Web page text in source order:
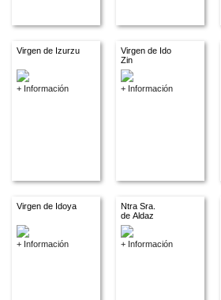
Virgen de Izurzu
+ Información
Virgen de Ido
Zin
+ Información
Virgen de Idoya
+ Información
Ntra Sra.
de Aldaz
+ Información